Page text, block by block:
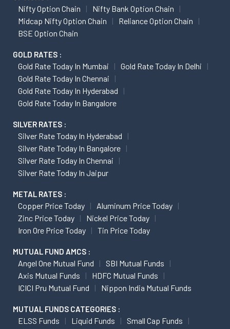
Nifty Option Chain
Nifty Bank Option Chain
Midcap Nifty Option Chain
Reliance Option Chain
BSE Option Chain
GOLD RATES :
Gold Rate Today In Mumbai
Gold Rate Today In Delhi
Gold Rate Today In Chennai
Gold Rate Today In Hyderabad
Gold Rate Today In Bangalore
SILVER RATES :
Silver Rate Today In Hyderabad
Silver Rate Today In Bangalore
Silver Rate Today In Chennai
Silver Rate Today In Jaipur
METAL RATES :
Copper Price Today
Aluminum Price Today
Zinc Price Today
Nickel Price Today
Iron Ore Price Today
Tin Price Today
MUTUAL FUND AMCS :
Angel One Mutual Fund
SBI Mutual Funds
Axis Mutual Funds
HDFC Mutual Funds
ICICI Pru Mutual Fund
Nippon India Mutual Funds
MUTUAL FUNDS CATEGORIES :
ELSS Funds Liquid Funds
Small Cap Funds